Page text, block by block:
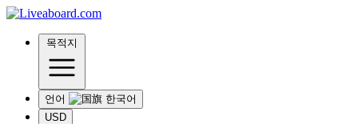
목적지
언어
USD